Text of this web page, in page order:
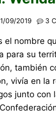
09/2019 3
el nombre
para su
también
vivía en la
junto con